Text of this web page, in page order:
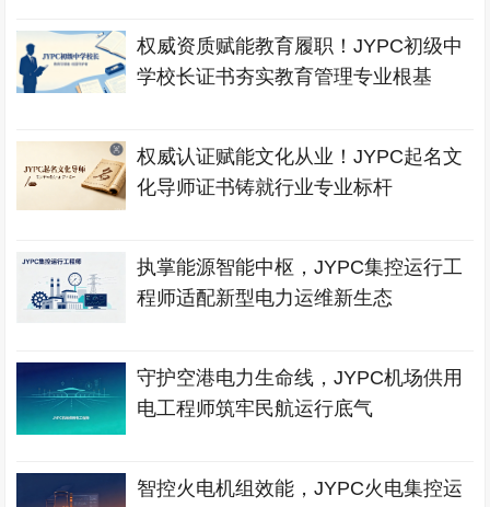
权威资质赋能教育履职！JYPC初级中
学校长证书夯实教育管理专业根基
权威认证赋能文化从业！JYPC起名文
化导师证书铸就行业专业标杆
执掌能源智能中枢，JYPC集控运行工
程师适配新型电力运维新生态
守护空港电力生命线，JYPC机场供用
电工程师筑牢民航运行底气
智控火电机组效能，JYPC火电集控运